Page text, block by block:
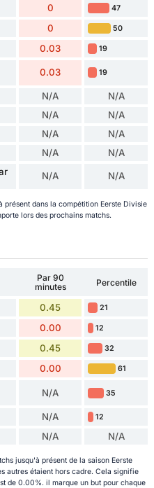
0 47
0 50
0.03 19
0.03 19
N/A N/A
N/A N/A
N/A N/A
N/A N/A
N/A N/A
dans la compétition Eerste Divisie
lors des prochains matchs.
Par 90
minutes
Percentile
0.45 21
0.00 12
0.45 32
0.00 61
N/A 35
N/A 12
N/A N/A
jusqu'à présent de la saison Eerste
autres étaient hors cadre. Cela signifie
de 0.00%. il marque un but pour chaque